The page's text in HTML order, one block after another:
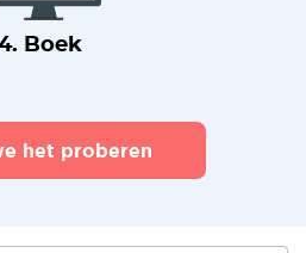
Boek
het proberen